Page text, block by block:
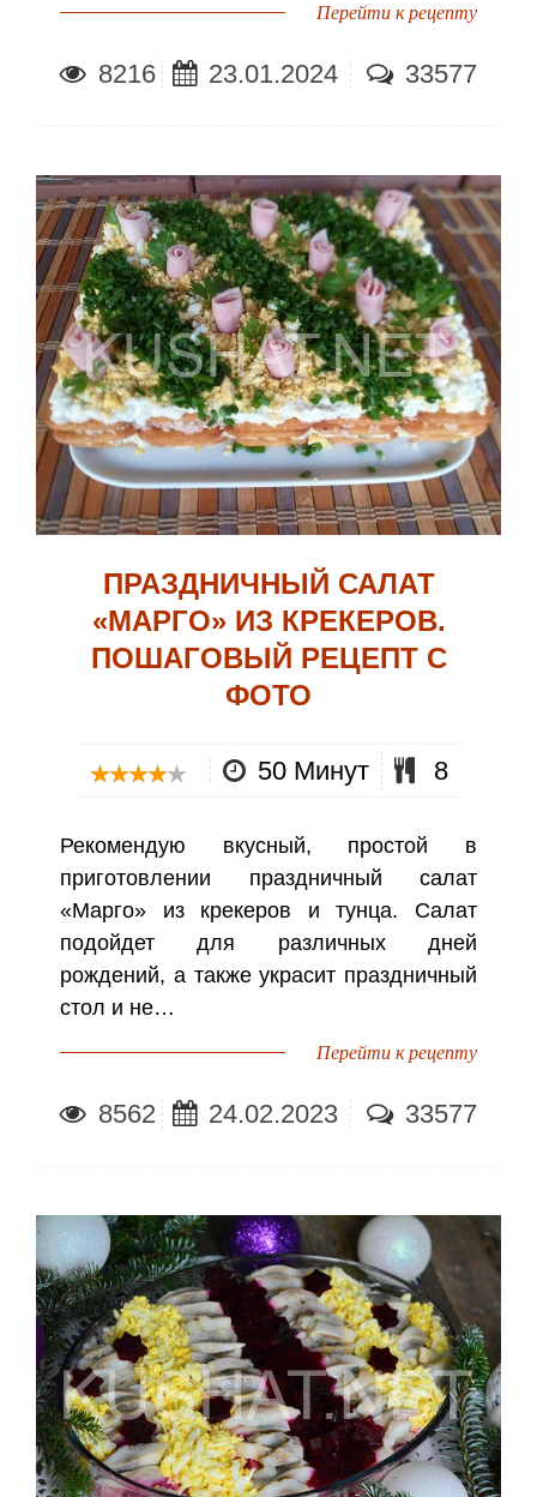
Перейти к рецепту
8216 23.01.2024 33577
ПРАЗДНИЧНЫЙ САЛАТ
«МАРГО» ИЗ КРЕКЕРОВ.
ПОШАГОВЫЙ РЕЦЕПТ С
ФОТО
50 Минут 8
Рекомендую вкусный, простой в
приготовлении праздничный салат
«Марго» из крекеров и тунца. Салат
подойдет для различных дней
рождений, а также украсит праздничный
стол и не…
Перейти к рецепту
8562 24.02.2023 33577